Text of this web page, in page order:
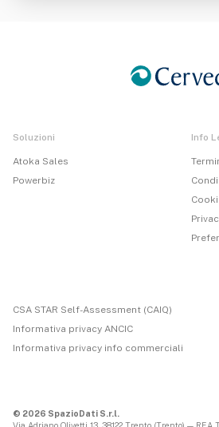
Soluzioni
Atoka Sales
Powerbiz
Info
CSA STAR Self-Assessment (CAIQ)
Informativa privacy ANCIC
Informativa privacy info commerciali
© 2026 SpazioDati S.r.l.